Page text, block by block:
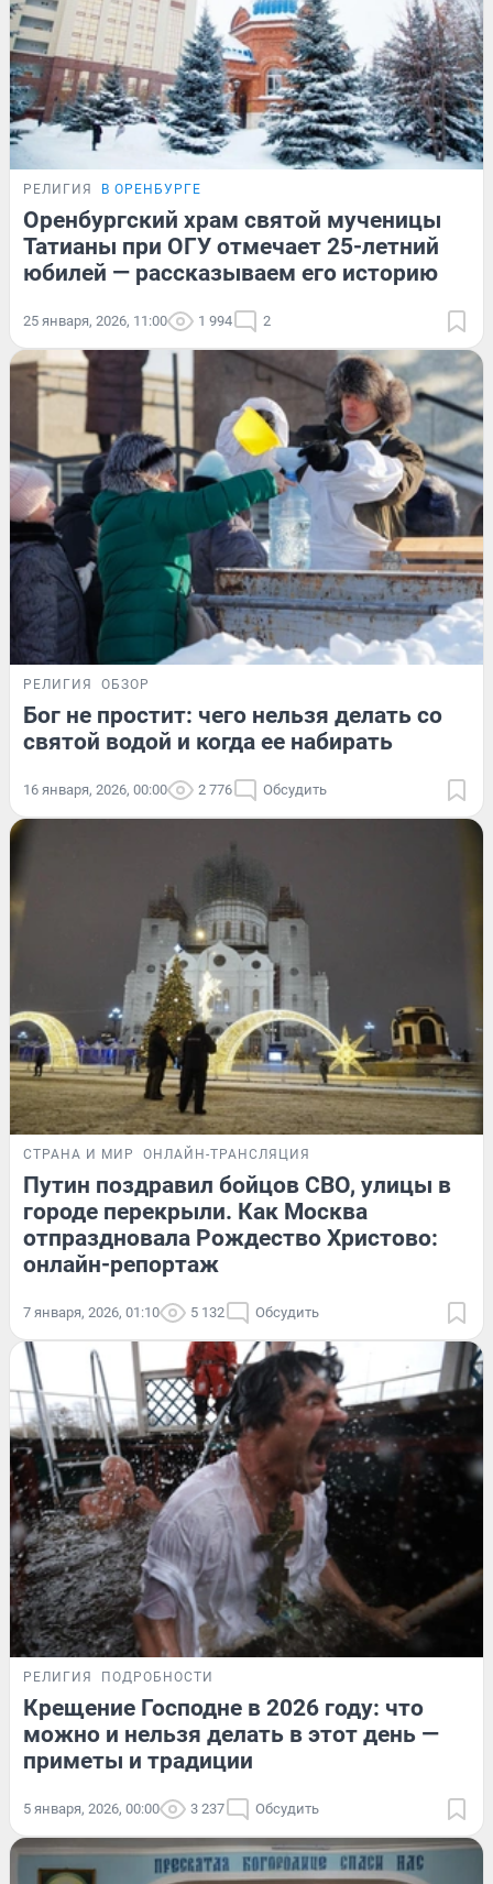
РЕЛИГИЯ В ОРЕНБУРГЕ
Оренбургский храм святой мученицы
Татианы при ОГУ отмечает 25-летний
юбилей — рассказываем его историю
25 января, 2026, 11:00 1 994 2
РЕЛИГИЯ ОБЗОР
Бог не простит: чего нельзя делать со
святой водой и когда ее набирать
16 января, 2026, 00:00 2 776 Обсудить
СТРАНА И МИР ОНЛАЙН-ТРАНСЛЯЦИЯ
Путин поздравил бойцов СВО, улицы в
городе перекрыли. Как Москва
отпраздновала Рождество Христово:
онлайн-репортаж
7 января, 2026, 01:10 5 132 Обсудить
РЕЛИГИЯ ПОДРОБНОСТИ
Крещение Господне в 2026 году: что
можно и нельзя делать в этот день —
приметы и традиции
5 января, 2026, 00:00 3 237 Обсудить